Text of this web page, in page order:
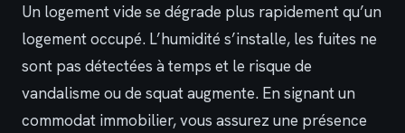
Un logement vide se dégrade plus rapidement qu’un
logement occupé. L’humidité s’installe, les fuites ne
sont pas détectées à temps et le risque de
vandalisme ou de squat augmente. En signant un
commodat immobilier, vous assurez une présence